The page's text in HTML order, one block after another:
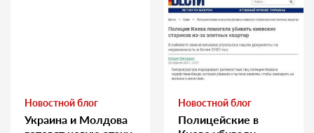
Новостной блог
Украина и Молдова
Новостной блог
Полицейские в